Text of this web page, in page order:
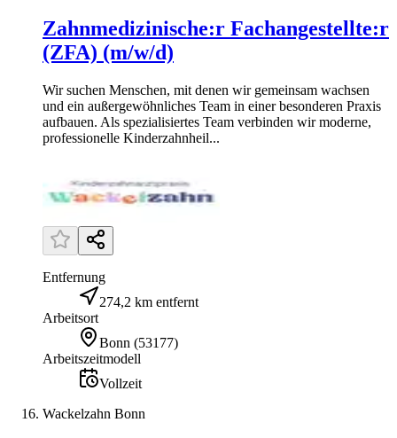
Zahnmedizinische:r Fachangestellte:r
(ZFA) (m/w/d)
Wir suchen Menschen, mit denen wir gemeinsam wachsen
und ein außergewöhnliches Team in einer besonderen Praxis
aufbauen. Als spezialisiertes Team verbinden wir moderne,
professionelle Kinderzahnheil...
Entfernung
274,2 km entfernt
Arbeitsort
Bonn (53177)
Arbeitszeitmodell
Vollzeit
Wackelzahn Bonn